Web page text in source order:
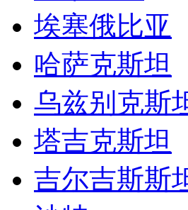
吉尔吉斯斯坦
沙特
利比亚
叙利亚
约旦